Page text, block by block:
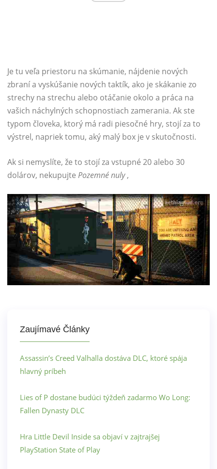
Je tu veľa priestoru na skúmanie, nájdenie nových
zbraní a vyskúšanie nových taktík, ako je skákanie zo
strechy na strechu alebo otáčanie okolo a práca na
vašich náchylných schopnostiach zamerania. Ak ste
typom človeka, ktorý má radi piesočné hry, stojí za to
výstrel, napriek tomu, aký malý box je v skutočnosti.
Ak si nemyslíte, že to stojí za vstupné 20 alebo 30
dolárov, nekupujte Pozemné nuly,
Zaujímavé Články
Assassin’s Creed Valhalla dostáva DLC, ktoré spája
hlavný príbeh
Lies of P dostane budúci týždeň zadarmo Wo Long:
Fallen Dynasty DLC
Hra Little Devil Inside sa objaví v zajtrajšej
PlayStation State of Play